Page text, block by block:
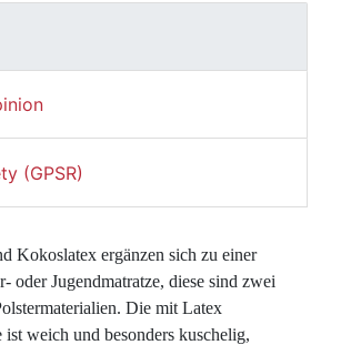
(GPSR)
Kokoslatex ergänzen sich zu einer
oder Jugendmatratze, diese sind zwei
Die mit Latex
ist weich und besonders kuschelig,